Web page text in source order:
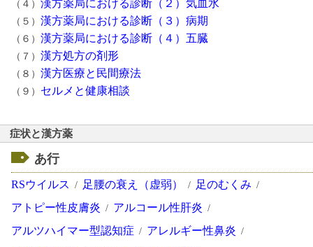
（４） 漢方薬局における診断（２）気血水
（５） 漢方薬局における診断（３）病期
（６） 漢方薬局における診断（４）五臓
（７） 漢方処方の剤形
（８） 漢方医療と民間療法
（９） セルメと健康相談
症状と漢方薬
あ行
RSウイルス 足腰の衰え（虚弱）
足のむくみ
アトピー性皮膚炎
アルコール性肝炎
アルツハイマー型認知症
アレルギー性鼻炎